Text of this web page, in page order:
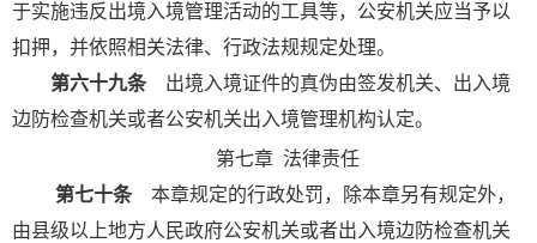
于实施违反出境入境管理活动的工具等，公安机关应当予以
扣押，并依照相关法律、行政法规规定处理。
第六十九条 出境入境证件的真伪由签发机关、出入境
边防检查机关或者公安机关出入境管理机构认定。
第七章 法律责任
第七十条本章规定的行政处罚，除本章另有规定外，
由县级以上地方人民政府公安机关或者出入境边防检查机关